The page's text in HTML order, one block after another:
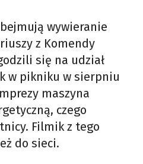
wywieranie
z Komendy
się na udział
w pikniku w sierpniu
maszyna
czego
Filmik z tego
do sieci.